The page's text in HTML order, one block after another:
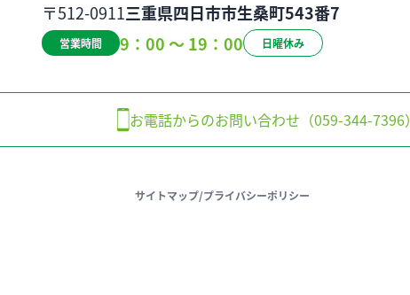
〒512-0911三重県四日市市生桑町543番7
営業時間 9：00 ～ 19：00 日曜休み
お電話からのお問い合わせ（059-344-7396）
サイトマップ/プライバシーポリシー